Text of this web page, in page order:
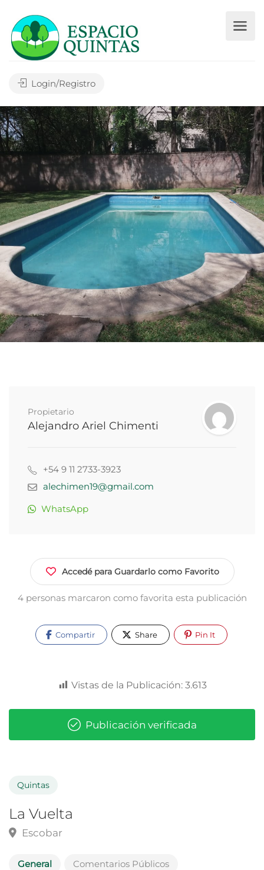
Login/Registro
Propietario
Alejandro Ariel Chimenti
+54 9 11 2733-3923
alechimen19@gmail.com
WhatsApp
Accedé para Guardarlo como Favorito
4 personas marcaron como favorita esta publicación
Compartir Share Pin It
Vistas de la Publicación: 3.613
Publicación verificada
Quintas
La Vuelta
Escobar
General Comentarios Públicos